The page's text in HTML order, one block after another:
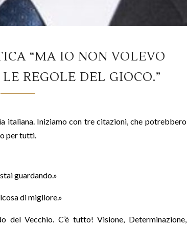
“MA IO NON VOLEVO
REGOLE DEL GIOCO.”
italiana. Iniziamo con tre citazioni, che potrebbero
per tutti.
guardando.»
di migliore.»
Vecchio. C’è tutto! Visione, Determinazione,